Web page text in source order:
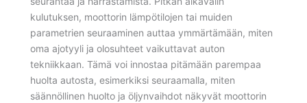
kulutuksen, moottorin lämpötilojen tai muiden
parametrien seuraaminen auttaa ymmärtämään, miten
oma ajotyyli ja olosuhteet vaikuttavat auton
tekniikkaan. Tämä voi innostaa pitämään parempaa
huolta autosta, esimerkiksi seuraamalla, miten
säännöllinen huolto ja öljynvaihdot näkyvät moottorin